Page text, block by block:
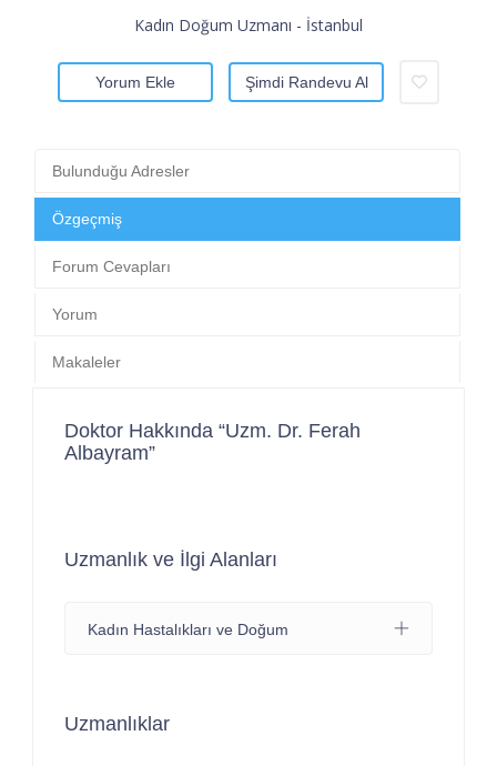
Kadın Doğum Uzmanı - İstanbul
Yorum Ekle Şimdi Randevu Al
Bulunduğu Adresler
Özgeçmiş
Forum Cevapları
Yorum
Makaleler
Doktor Hakkında “Uzm. Dr. Ferah
Albayram”
Uzmanlık ve İlgi Alanları
Kadın Hastalıkları ve Doğum
Uzmanlıklar